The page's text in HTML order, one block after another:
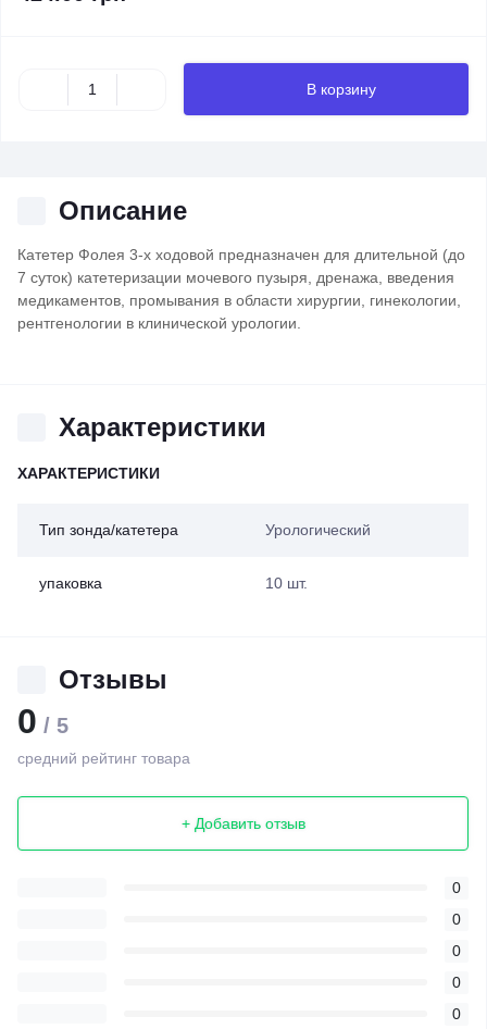
В корзину
Описание
Катетер Фолея 3-х ходовой предназначен для длительной (до
7 суток) катетеризации мочевого пузыря, дренажа, введения
медикаментов, промывания в области хирургии, гинекологии,
рентгенологии в клинической урологии.
Характеристики
ХАРАКТЕРИСТИКИ
Тип зонда/катетера Урологический
упаковка 10 шт.
Отзывы
0 / 5
средний рейтинг товара
+ Добавить отзыв
0
0
0
0
0